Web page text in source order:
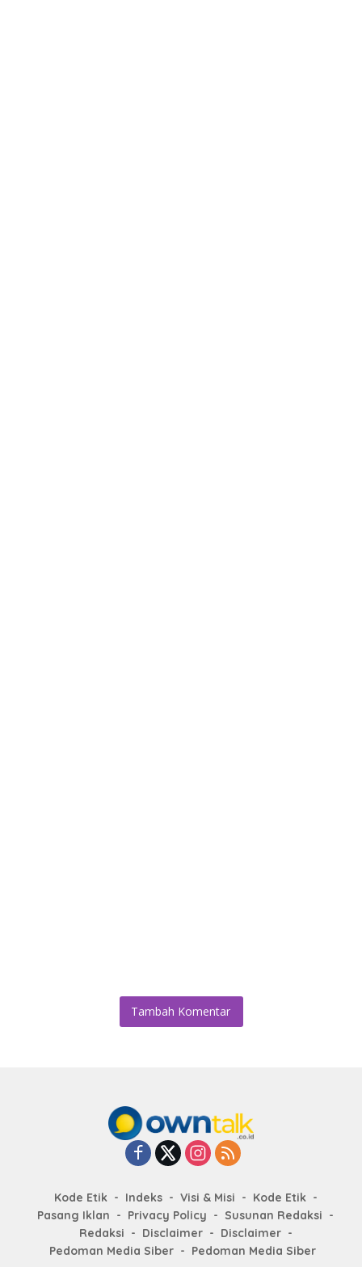
Tambah Komentar
Kode Etik Indeks Visi & Misi
Kode Etik
Pasang Iklan
Privacy Policy
Susunan Redaksi
Redaksi
Disclaimer
Disclaimer
Pedoman Media Siber
Pedoman Media Siber